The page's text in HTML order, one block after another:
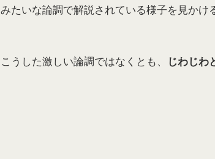
みたいな論調で解説されている様子を見かけ
こうした激しい論調ではなくとも、 じわじわ